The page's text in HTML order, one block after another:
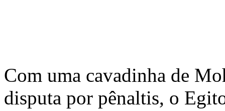
Com uma cavadinha de
disputa por pênaltis, o